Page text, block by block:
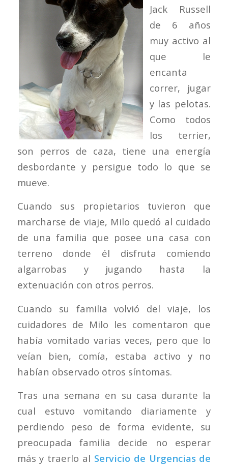
Jack Russell
de 6 años
muy activo al
que le
encanta
correr, jugar
y las pelotas.
Como todos
los terrier,
son perros de caza, tiene una energía
desbordante y persigue todo lo que se
mueve.
Cuando sus propietarios tuvieron que
marcharse de viaje, Milo quedó al cuidado
de una familia que posee una casa con
terreno donde él disfruta comiendo
algarrobas y jugando hasta la
extenuación con otros perros.
Cuando su familia volvió del viaje, los
cuidadores de Milo les comentaron que
había vomitado varias veces, pero que lo
veían bien, comía, estaba activo y no
habían observado otros síntomas.
Tras una semana en su casa durante la
cual estuvo vomitando diariamente y
perdiendo peso de forma evidente, su
preocupada familia decide no esperar
más y traerlo al Servicio de Urgencias de